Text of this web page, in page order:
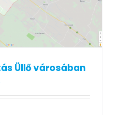
Üllő városában